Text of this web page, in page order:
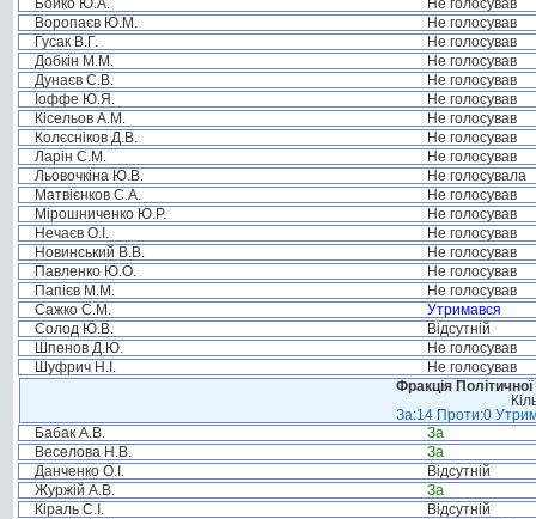
Бойко Ю.А.
Не голосував
Воропаєв Ю.М.
Не голосував
Гусак В.Г.
Не голосував
Добкін М.М.
Не голосував
Дунаєв С.В.
Не голосував
Іоффе Ю.Я.
Не голосував
Кісельов А.М.
Не голосував
Колєсніков Д.В.
Не голосував
Ларін С.М.
Не голосував
Льовочкіна Ю.В.
Не голосувала
Матвієнков С.А.
Не голосував
Мірошниченко Ю.Р.
Не голосував
Нечаєв О.І.
Не голосував
Новинський В.В.
Не голосував
Павленко Ю.О.
Не голосував
Папієв М.М.
Не голосував
Сажко С.М.
Утримався
Солод Ю.В.
Відсутній
Шпенов Д.Ю.
Не голосував
Шуфрич Н.І.
Не голосував
Фракція
За:14 Проти:0
Бабак А.В.
За
Веселова Н.В.
За
Данченко О.І.
Відсутній
Журжій А.В.
За
Кіраль С.І.
Відсутній